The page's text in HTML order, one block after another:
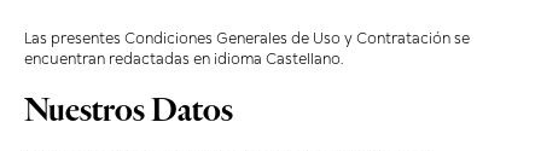
Las presentes Condiciones Generales de Uso y Contratación se
encuentran redactadas en idioma Castellano.
Nuestros Datos